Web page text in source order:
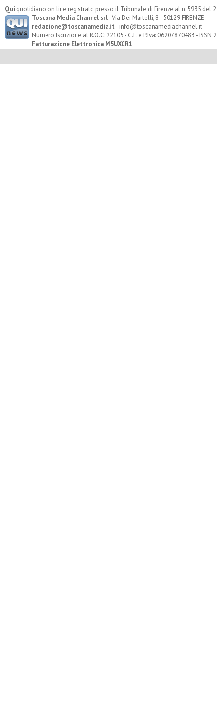
Qui quotidiano on line registrato presso il Tribunale di Firenze al n. 5935 del
Toscana Media Channel srl- Via Dei Martelli, 8 - 50129 FIRENZE
redazione@toscanamedia.it - info@toscanamediachannel.it
Numero Iscrizione al R.O.C: 22105 - C.F. e P.Iva: 06207870483 - ISSN
Fatturazione Elettronica M5UXCR1